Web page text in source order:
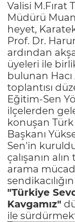
Valisi M.Fırat
Müdürü
heyet,
Prof. Dr.
ardından
üyeleri ile
bulunan
toplantısı
Eğitim-Sen
ilçelerden
konuşan Türk
Başkanı
Sen'in
çalışanın
arama
"Türkiye
Kavgamız"
ile